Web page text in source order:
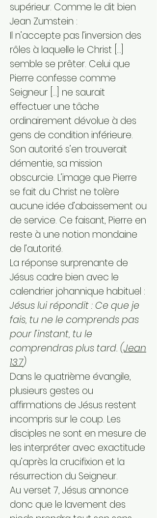
supérieur. Comme le dit bien
Jean Zumstein :
Il n’accepte pas l’inversion des
rôles à laquelle le Christ […]
semble se prêter. Celui que
Pierre confesse comme
Seigneur […] ne saurait
effectuer une tâche
ordinairement dévolue à des
gens de condition inférieure.
Son autorité s’en trouverait
démentie, sa mission
obscurcie. L’image que Pierre
se fait du Christ ne tolère
aucune idée d’abaissement ou
de service. Ce faisant, Pierre en
reste à une notion mondaine
de l’autorité.
La réponse surprenante de
Jésus cadre bien avec le
calendrier johannique habituel :
Jésus lui répondit : Ce que je
fais, tu ne le comprends pas
pour l’instant, tu le
comprendras plus tard. (Jean
13.7)
Dans le quatrième évangile,
plusieurs gestes ou
affirmations de Jésus restent
incompris sur le coup. Les
disciples ne sont en mesure de
les interpréter avec exactitude
qu’après la crucifixion et la
résurrection du Seigneur.
Au verset 7, Jésus annonce
donc que le lavement des